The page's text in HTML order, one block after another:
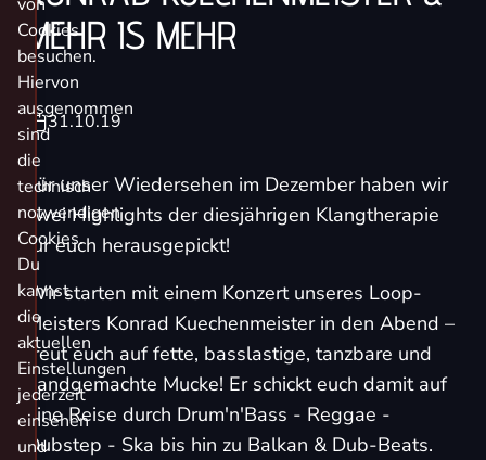
MEHR IS MEHR
31.10.19
Für unser Wiedersehen im Dezember haben wir
zwei Highlights der diesjährigen Klangtherapie
für euch herausgepickt!
Wir starten mit einem Konzert unseres Loop-
Meisters Konrad Kuechenmeister in den Abend –
freut euch auf fette, basslastige, tanzbare und
handgemachte Mucke! Er schickt euch damit auf
eine Reise durch Drum'n'Bass - Reggae -
Dubstep - Ska bis hin zu Balkan & Dub-Beats.
Cookies
besuchen.
Hiervon
ausgenommen
sind
die
technisch
notwendigen
Cookies.
Du
kannst
die
aktuellen
Einstellungen
jederzeit
einsehen
und